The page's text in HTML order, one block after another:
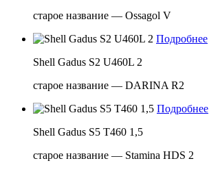
старое название — Ossagol V
Подробнее
Shell Gadus S2 U460L 2
старое название — DARINA R2
Подробнее
Shell Gadus S5 T460 1,5
старое название — Stamina HDS 2